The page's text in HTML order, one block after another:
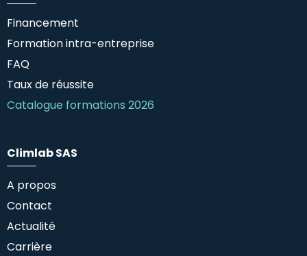
Financement
Formation intra-entreprise
FAQ
Taux de réussite
Catalogue formations 2026
Climlab SAS
A propos
Contact
Actualité
Carrière